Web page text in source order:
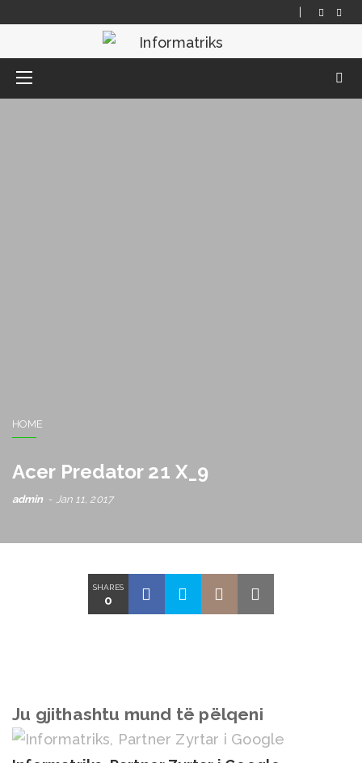
HOME
Acer Predator 21 X_9
admin Jan 11, 2017
SHARES
0
Ju gjithashtu mund të pëlqeni